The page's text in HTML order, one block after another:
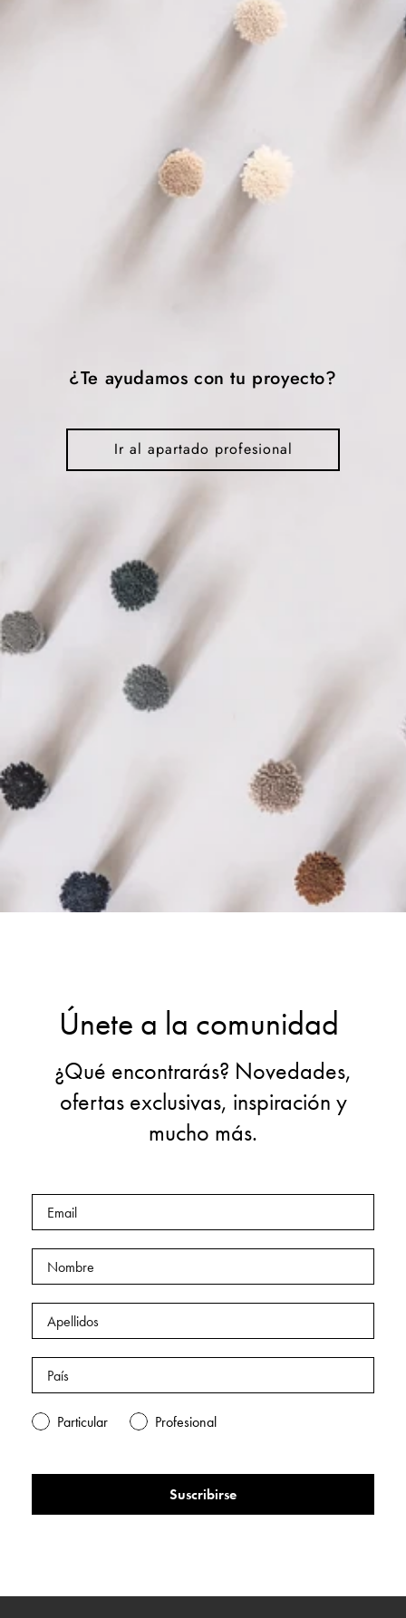
¿Te ayudamos con tu proyecto?
Ir al apartado profesional
Únete a la comunidad
¿Qué encontrarás? Novedades,
ofertas exclusivas, inspiración y
mucho más.
Particular Profesional
Suscribirse